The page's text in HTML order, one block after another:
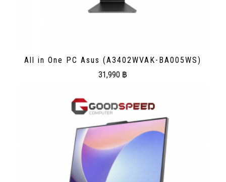
All in One PC Asus (A3402WVAK-BA005WS)
31,990 ฿